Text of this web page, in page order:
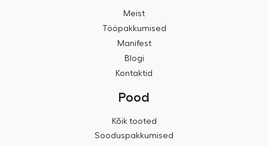
Meist
Tööpakkumised
Manifest
Blogi
Kontaktid
Pood
Kõik tooted
Sooduspakkumised